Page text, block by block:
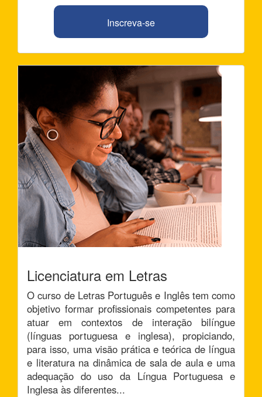
Inscreva-se
Licenciatura em Letras
O curso de Letras Português e Inglês tem como
objetivo formar profissionais competentes para
atuar em contextos de interação bilíngue
(línguas portuguesa e inglesa), propiciando,
para isso, uma visão prática e teórica de língua
e literatura na dinâmica de sala de aula e uma
adequação do uso da Língua Portuguesa e
Inglesa às diferentes...